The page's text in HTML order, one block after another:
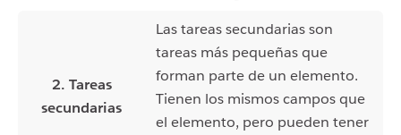
2. Tareas
secundarias
Las tareas secundarias son
tareas más pequeñas que
forman parte de un elemento.
Tienen los mismos campos que
el elemento, pero pueden tener